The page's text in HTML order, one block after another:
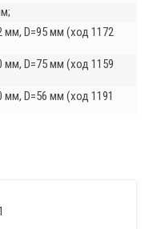
мм, D=95 мм (ход 1172
мм, D=75 мм (ход 1159
мм, D=56 мм (ход 1191